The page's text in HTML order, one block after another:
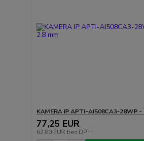
KAMERA IP APTI-AI508CA3-28WP -
77,25 EUR
62,80 EUR bez DPH